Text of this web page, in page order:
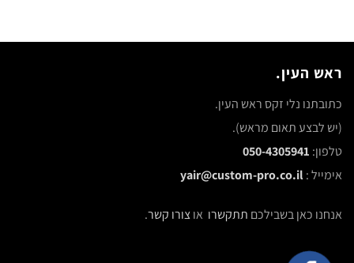
ראש העין.
כתובתנו נלי זקס ראש העין.
(יש לבצע תאום מראש).
טלפון: 050-4305941
אימייל :yair@custom-pro.co.il
אנחנו כאן בשבילכם תתקשרו אוצורו קשר.